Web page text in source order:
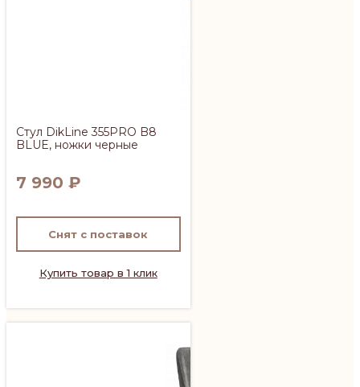
Стул DikLine 355PRO B8
BLUE, ножки черные
7 990 ₽
Снят с поставок
Купить товар в 1 клик